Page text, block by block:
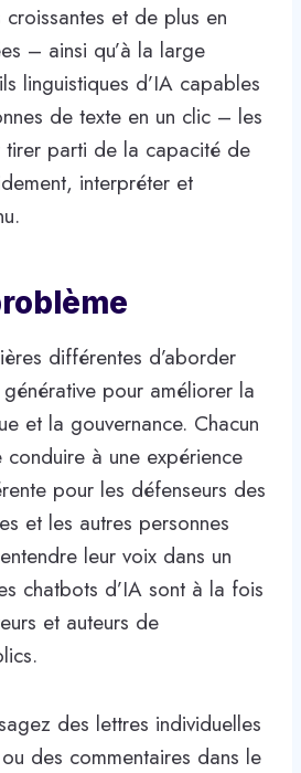
et de plus en
– ainsi qu’à la large
linguistiques d’IA capables
de texte en un clic – les
tirer parti de la capacité de
interpréter et
différentes d’aborder
générative pour améliorer la
et la gouvernance. Chacun
à une expérience
pour les défenseurs des
et les autres personnes
leur voix dans un
chatbots d’IA sont à la fois
et auteurs de
des lettres individuelles
des commentaires dans le